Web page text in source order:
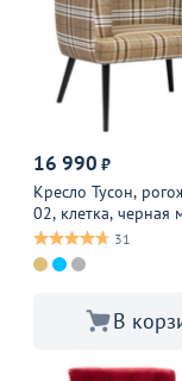
16 990 ₽
Кресло Тусон,
02, клетка, черная
31
В